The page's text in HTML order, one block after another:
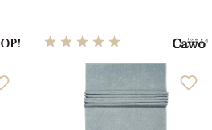
von 5 von 5 Sternen
Durchschnittliche